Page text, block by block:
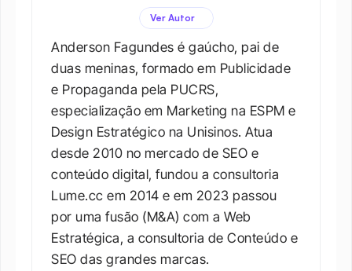
Ver Autor
Anderson Fagundes é gaúcho, pai de
duas meninas, formado em Publicidade
e Propaganda pela PUCRS,
especialização em Marketing na ESPM e
Design Estratégico na Unisinos. Atua
desde 2010 no mercado de SEO e
conteúdo digital, fundou a consultoria
Lume.cc em 2014 e em 2023 passou
por uma fusão (M&A) com a Web
Estratégica, a consultoria de Conteúdo e
SEO das grandes marcas.